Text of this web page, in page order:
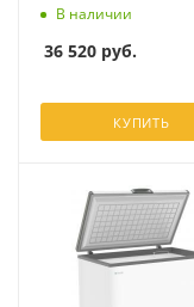
В наличии
36 520 руб.
КУПИТЬ